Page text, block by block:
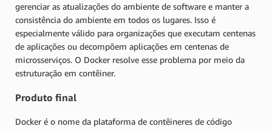
gerenciar as atualizações do ambiente de software e manter a
consistência do ambiente em todos os lugares. Isso é
especialmente válido para organizações que executam centenas
de aplicações ou decompõem aplicações em centenas de
microsserviços. O Docker resolve esse problema por meio da
estruturação em contêiner.
Produto final
Docker é o nome da plataforma de contêineres de código